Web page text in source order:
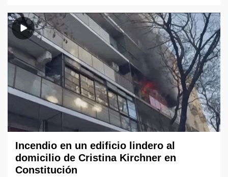
Incendio en un edificio lindero al
domicilio de Cristina Kirchner en
Constitución